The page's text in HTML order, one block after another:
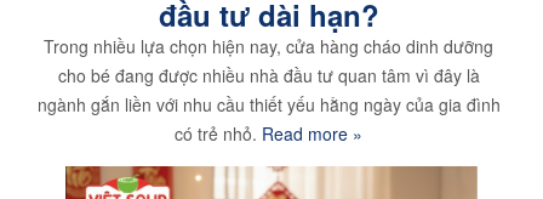
đầu tư dài hạn?
Trong nhiều lựa chọn hiện nay, cửa hàng cháo dinh dưỡng
cho bé đang được nhiều nhà đầu tư quan tâm vì đây là
ngành gắn liền với nhu cầu thiết yếu hằng ngày của gia đình
có trẻ nhỏ. Read more »